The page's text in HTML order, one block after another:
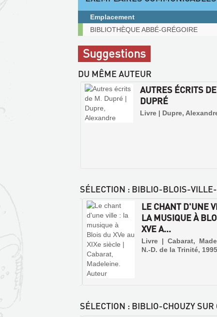
Exemplaires
communicables
sur
place
Emplacement
BIBLIOTHÈQUE ABBÉ-GRÉGOIRE
Suggestions
DU MÊME AUTEUR
AUTRES ÉCRITS
DUPRÉ
Livre | Dupre,
SÉLECTION : BIBLIO-BLOIS-
LE CHANT D'UNE
LA MUSIQUE À
XVE A...
Livre | Cabarat,
N.-D. de la Trinité, 1995
SÉLECTION : BIBLIO-CHOUZY SUR